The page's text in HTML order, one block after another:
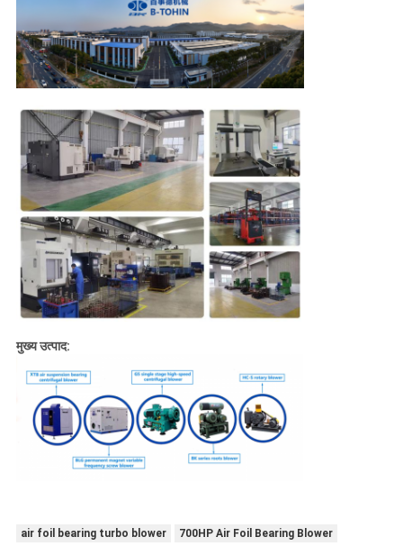
मुख्य उत्पाद:
air foil bearing turbo blower
700HP Air Foil Bearing Blower